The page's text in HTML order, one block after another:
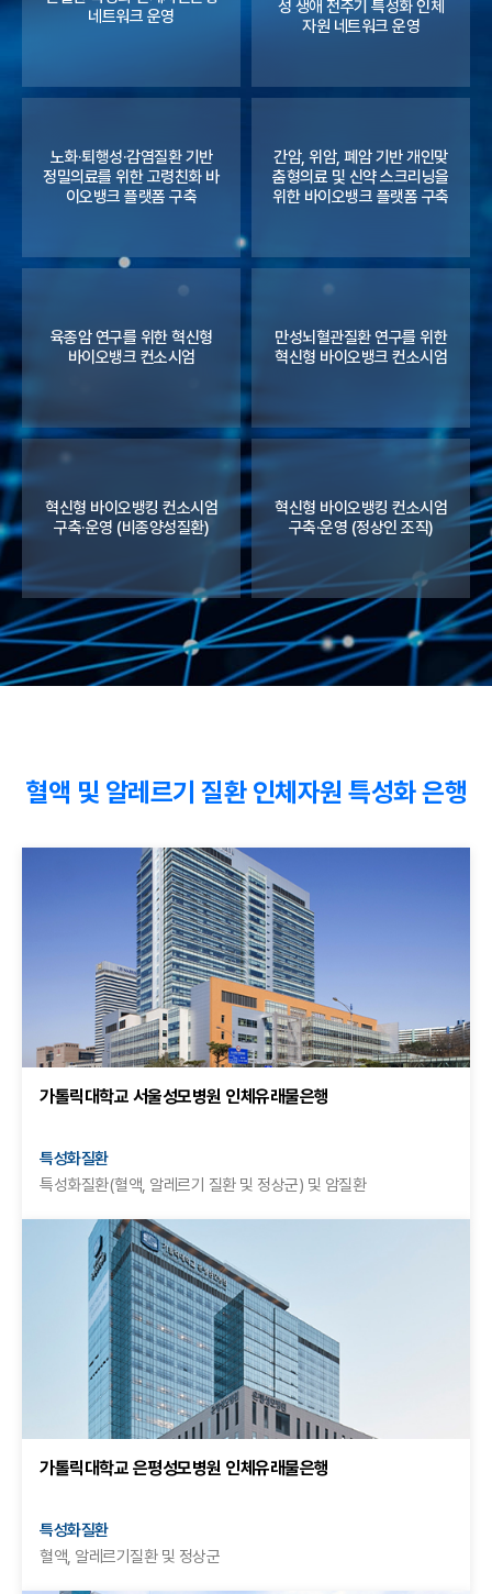
네트워크 운영
성 생애 전주기 특성화 인체
자원 네트워크 운영
노화·퇴행성·감염질환 기반
정밀의료를 위한 고령친화 바
이오뱅크 플랫폼 구축
간암, 위암, 폐암 기반 개인맞
춤형의료 및 신약 스크리닝을
위한 바이오뱅크 플랫폼 구축
육종암 연구를 위한 혁신형
바이오뱅크 컨소시엄
만성뇌혈관질환 연구를 위한
혁신형 바이오뱅크 컨소시엄
혁신형 바이오뱅킹 컨소시엄
구축·운영 (비종양성질환)
혁신형 바이오뱅킹 컨소시엄
구축·운영 (정상인 조직)
혈액 및 알레르기 질환 인체자원 특성화 은행
가톨릭대학교 서울성모병원 인체유래물은행
특성화질환
특성화질환(혈액, 알레르기 질환 및 정상군) 및 암질환
가톨릭대학교 은평성모병원 인체유래물은행
특성화질환
혈액, 알레르기질환 및 정상군